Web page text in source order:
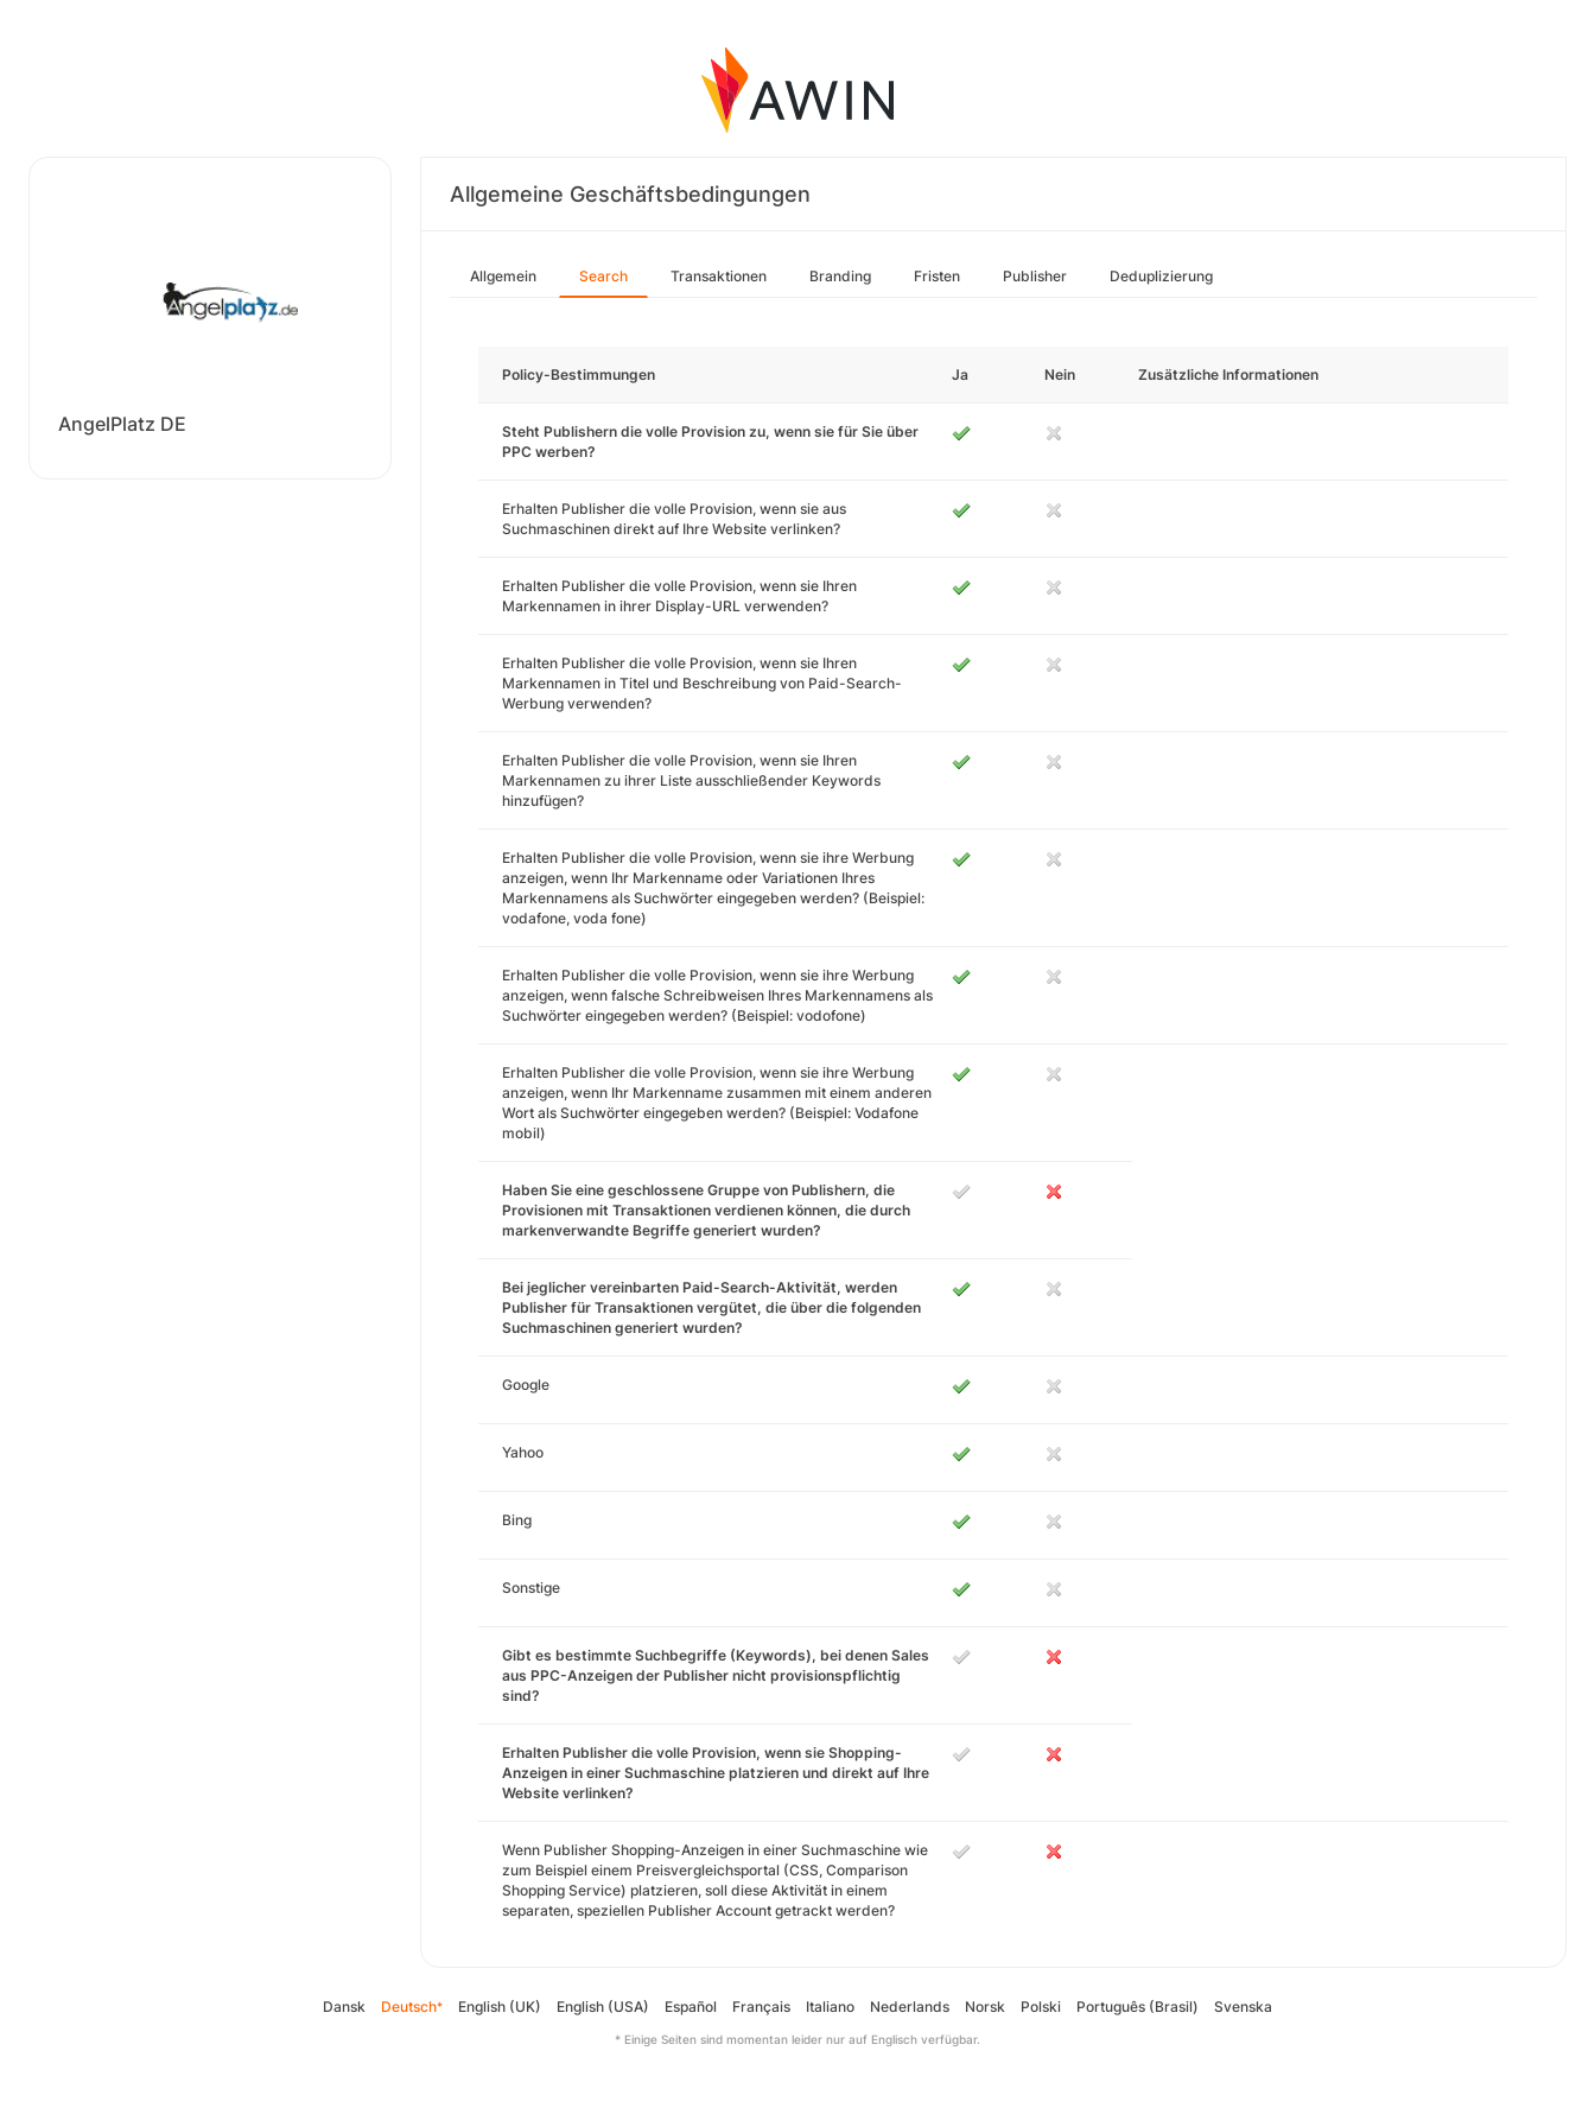
AngelPlatz DE
Allgemeine Geschäftsbedingungen
Allgemein Search Transaktionen Branding Fristen Publisher Deduplizierung
Policy-Bestimmungen Ja Nein Zusätzliche Informationen
Steht Publishern die volle Provision zu, wenn sie für Sie über
PPC werben?
Erhalten Publisher die volle Provision, wenn sie aus
Suchmaschinen direkt auf Ihre Website verlinken?
Erhalten Publisher die volle Provision, wenn sie Ihren
Markennamen in ihrer Display-URL verwenden?
Erhalten Publisher die volle Provision, wenn sie Ihren
Markennamen in Titel und Beschreibung von Paid-Search-
Werbung verwenden?
Erhalten Publisher die volle Provision, wenn sie Ihren
Markennamen zu ihrer Liste ausschließender Keywords
hinzufügen?
Erhalten Publisher die volle Provision, wenn sie ihre Werbung
anzeigen, wenn Ihr Markenname oder Variationen Ihres
Markennamens als Suchwörter eingegeben werden? (Beispiel:
vodafone, voda fone)
Erhalten Publisher die volle Provision, wenn sie ihre Werbung
anzeigen, wenn falsche Schreibweisen Ihres Markennamens als
Suchwörter eingegeben werden? (Beispiel: vodofone)
Erhalten Publisher die volle Provision, wenn sie ihre Werbung
anzeigen, wenn Ihr Markenname zusammen mit einem anderen
Wort als Suchwörter eingegeben werden? (Beispiel: Vodafone
mobil)
Haben Sie eine geschlossene Gruppe von Publishern, die
Provisionen mit Transaktionen verdienen können, die durch
markenverwandte Begriffe generiert wurden?
Bei jeglicher vereinbarten Paid-Search-Aktivität, werden
Publisher für Transaktionen vergütet, die über die folgenden
Suchmaschinen generiert wurden?
Google
Yahoo
Bing
Sonstige
Gibt es bestimmte Suchbegriffe (Keywords), bei denen Sales
aus PPC-Anzeigen der Publisher nicht provisionspflichtig
sind?
Erhalten Publisher die volle Provision, wenn sie Shopping-
Anzeigen in einer Suchmaschine platzieren und direkt auf Ihre
Website verlinken?
Wenn Publisher Shopping-Anzeigen in einer Suchmaschine wie
zum Beispiel einem Preisvergleichsportal (CSS, Comparison
Shopping Service) platzieren, soll diese Aktivität in einem
separaten, speziellen Publisher Account getrackt werden?
Dansk Deutsch* English (UK) English (USA) Español Français Italiano Nederlands Norsk Polski Português (Brasil) Svenska
* Einige Seiten sind momentan leider nur auf Englisch verfügbar.